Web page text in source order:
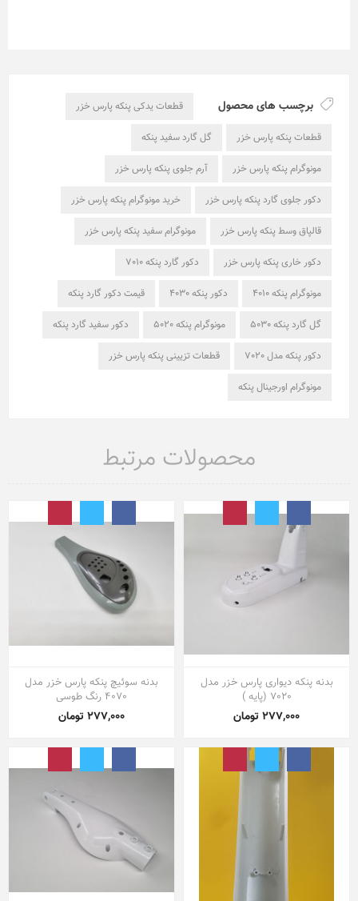
برچسب های محصول قطعات یدکی پنکه پارس خزر
قطعات پنکه پارس خزر گل گارد سفید پنکه
مونوگرام پنکه پارس خزر آرم جلوی پنکه پارس خزر
دکور جلوی گارد پنکه پارس خزر خرید مونوگرام پنکه پارس خزر
قالپاق وسط پنکه پارس خزر مونوگرام سفید پنکه پارس خزر
دکور خاری پنکه پارس خزر دکور گارد پنکه 7010
مونوگرام پنکه 4010 دکور پنکه 4030 قیمت دکور گارد پنکه
گل گارد پنکه 5030 مونوگرام پنکه 5020 دکور سفید گارد پنکه
دکور پنکه مدل 7020 قطعات تزیینی پنکه پارس خزر
مونوگرام اورجینال پنکه
محصولات مرتبط
بدنه پنکه دیواری پارس خزر مدل
7020 (پایه )
277,000 تومان
بدنه سوئیچ پنکه پارس خزر مدل
4070 رنگ طوسی
277,000 تومان